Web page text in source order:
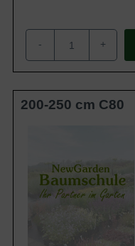
- +
200-250 cm C80